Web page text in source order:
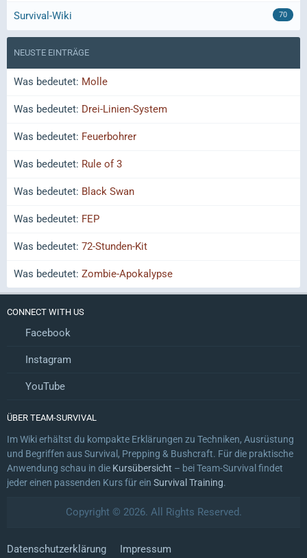
Survival-Wiki 70
NEUSTE EINTRÄGE
Was bedeutet: Molle
Was bedeutet: Drei-Linien-System
Was bedeutet: Feuerbohrer
Was bedeutet: Rule of 3
Was bedeutet: Black Swan
Was bedeutet: FEP
Was bedeutet: 72-Stunden-Kit
Was bedeutet: Zombie-Apokalypse
CONNECT WITH US
Facebook
Instagram
YouTube
ÜBER TEAM-SURVIVAL
Im Wiki erhältst du kompakte Erklärungen zu Techniken, Ausrüstung
und Begriffen aus Survival, Prepping & Bushcraft. Für die praktische
Anwendung schau in die Kursübersicht – bei Team-Survival findet
jeder einen passenden Kurs für ein Survival Training.
Copyright © 2026. All Rights Reserved.
Datenschutzerklärung Impressum